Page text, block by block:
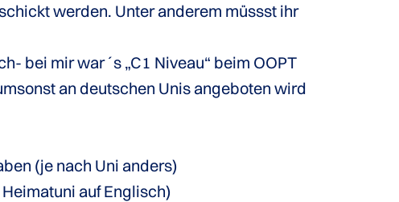
werden. Unter anderem müssst ihr
bei mir war´s „C1 Niveau“ beim OOPT
an deutschen Unis angeboten wird
(je nach Uni anders)
auf Englisch)